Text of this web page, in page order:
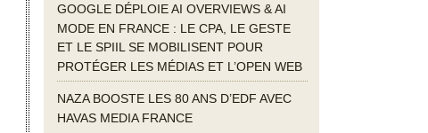
GOOGLE DÉPLOIE AI OVERVIEWS & AI
MODE EN FRANCE : LE CPA, LE GESTE
ET LE SPIIL SE MOBILISENT POUR
PROTÉGER LES MÉDIAS ET L’OPEN WEB
NAZA BOOSTE LES 80 ANS D’EDF AVEC
HAVAS MEDIA FRANCE